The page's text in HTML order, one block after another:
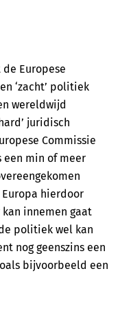
Europese
‘zacht’ politiek
wereldwijd
juridisch
Commissie
min of meer
hierdoor
innemen gaat
politiek wel kan
nog geenszins een
bijvoorbeeld een